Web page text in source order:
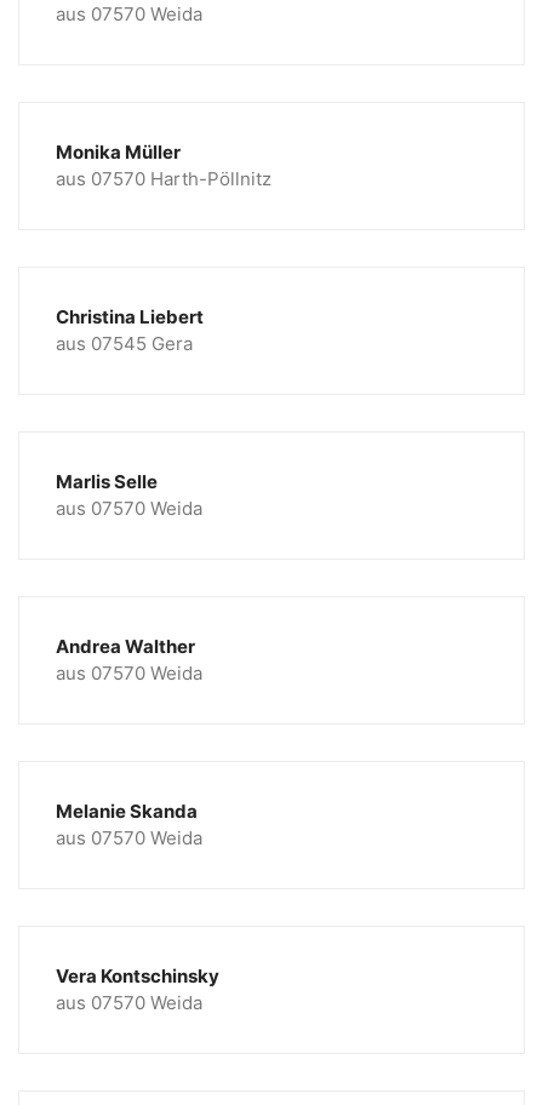
aus 07570 Weida
Monika Müller
aus 07570 Harth-Pöllnitz
Christina Liebert
aus 07545 Gera
Marlis Selle
aus 07570 Weida
Andrea Walther
aus 07570 Weida
Melanie Skanda
aus 07570 Weida
Vera Kontschinsky
aus 07570 Weida